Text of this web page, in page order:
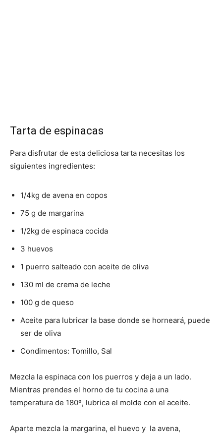
Tarta de espinacas
Para disfrutar de esta deliciosa tarta necesitas los
siguientes ingredientes:
1/4kg de avena en copos
75 g de margarina
1/2kg de espinaca cocida
3 huevos
1 puerro salteado con aceite de oliva
130 ml de crema de leche
100 g de queso
Aceite para lubricar la base donde se horneará, puede
ser de oliva
Condimentos: Tomillo, Sal
Mezcla la espinaca con los puerros y deja a un lado.
Mientras prendes el horno de tu cocina a una
temperatura de 180º, lubrica el molde con el aceite.
Aparte mezcla la margarina, el huevo y la avena,